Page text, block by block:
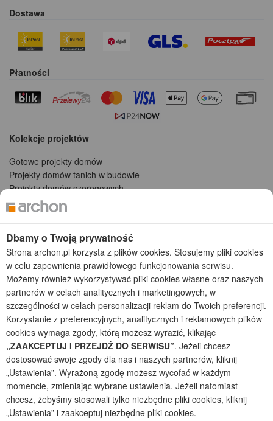
Dostawa
Płatności
Kolekcje projektów
Gotowe projekty domów
Projekty domów tanich w budowie
Projekty domów szeregowych
Projekty małych domów (do 150 m2)
Projekty domów wielorodzinnych
Projekty domów bliźniaczych
Projekty domów nowoczesnych
Projekty domów parterowych
2026 © ARCHON+ Biuro Projektów - Tradycyjne i nowoczesne gotowe
projekty domów - autorska pracownia architektoniczna założona w 1990r.
przez arch. Barbarę Mendel
Z uwagi na ciągłe doskonalenie procesu powstawania projektów (zgodnie z
normą ISO 9001), prezentowane na stronie projekty domów mogą
nieznacznie różnić się od dokumentacji technicznej.
Informujemy, iż w celu optymalizacji treści dostępnych w naszym sklepie,
dostosowania ich do Państwa indywidualnych potrzeb korzystamy z
informacji zapisanych za pomocą plików cookies na urządzeniach
końcowych użytkowników. Pliki cookies użytkownik może kontrolować za
pomocą ustawień swojej przeglądarki internetowej. Dalsze korzystanie z
naszego serwisu internetowego, bez zmiany ustawień przeglądarki
Dbamy o Twoją prywatność
Strona archon.pl korzysta z plików cookies. Stosujemy pliki cookies
w celu zapewnienia prawidłowego funkcjonowania serwisu.
Możemy również wykorzystywać pliki cookies własne oraz naszych
partnerów w celach analitycznych i marketingowych, w
szczególności w celach personalizacji reklam do Twoich preferencji.
Korzystanie z preferencyjnych, analitycznych i reklamowych plików
cookies wymaga zgody, którą możesz wyrazić, klikając
„ZAAKCEPTUJ I PRZEJDŹ DO SERWISU”. Jeżeli chcesz
dostosować swoje zgody dla nas i naszych partnerów, kliknij
„Ustawienia”. Wyrażoną zgodę możesz wycofać w każdym
momencie, zmieniając wybrane ustawienia. Jeżeli natomiast
chcesz, żebyśmy stosowali tylko niezbędne pliki cookies, kliknij
„Ustawienia” i zaakceptuj niezbędne pliki cookies.